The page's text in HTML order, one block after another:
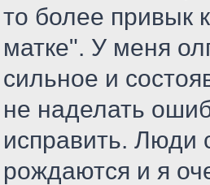
то более привык
матке". У меня
сильное и
не наделать
исправить. Люди
рождаются и я